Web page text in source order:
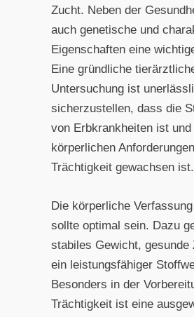
Zucht. Neben der
auch genetische und
Eigenschaften eine
Eine gründliche
Untersuchung ist
sicherzustellen, dass die
von Erbkrankheiten ist und
körperlichen
Trächtigkeit gewachsen ist.
Die körperliche
sollte optimal sein. Dazu
stabiles Gewicht, gesunde
ein leistungsfähiger
Besonders in der
Trächtigkeit ist eine